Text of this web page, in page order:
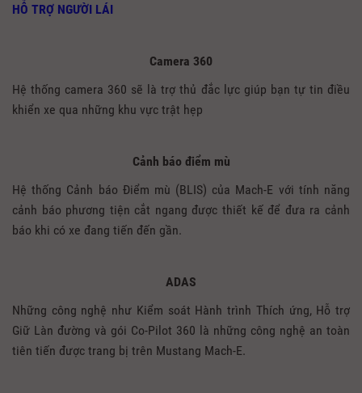
HỖ TRỢ NGƯỜI LÁI
Camera 360
Hệ thống camera 360 sẽ là trợ thủ đắc lực giúp bạn tự tin điều
khiển xe qua những khu vực trật hẹp
Cảnh báo điểm mù
Hệ thống Cảnh báo Điểm mù (BLIS) của Mach-E với tính năng
cảnh báo phương tiện cắt ngang được thiết kế để đưa ra cảnh
báo khi có xe đang tiến đến gần.
ADAS
Những công nghệ như Kiểm soát Hành trình Thích ứng, Hỗ trợ
Giữ Làn đường và gói Co-Pilot 360 là những công nghệ an toàn
tiên tiến được trang bị trên Mustang Mach-E.